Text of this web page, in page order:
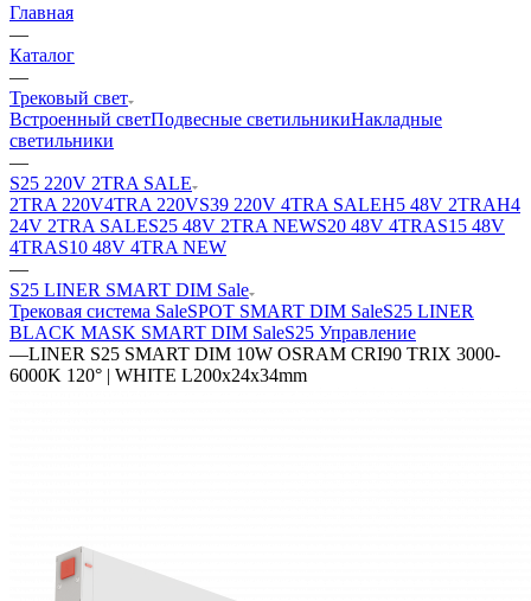
Главная
—
Каталог
—
Трековый свет
Встроенный светПодвесные светильникиНакладные
светильники
—
S25 220V 2TRA SALE
2TRA 220V4TRA 220VS39 220V 4TRA SALEH5 48V 2TRAH4
24V 2TRA SALES25 48V 2TRA NEWS20 48V 4TRAS15 48V
4TRAS10 48V 4TRA NEW
—
S25 LINER SMART DIM Sale
Трековая система SaleSPOT SMART DIM SaleS25 LINER
BLACK MASK SMART DIM SaleS25 Управление
—LINER S25 SMART DIM 10W OSRAM CRI90 TRIX 3000-
6000K 120° | WHITE L200x24x34mm